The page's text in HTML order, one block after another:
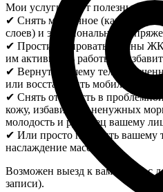
Мои услуги будут полезны, если
✔ Снять мышечное (как
слоев) и эмоциональное
✔ Простимулировать органы
им активность работы, и
✔ Вернуть вашему телу
или восстановить мобильность
✔ Снять отечность в
кожу, избавить от ненужных
молодость и румянец вашему
✔ Или просто подарить вашему
наслаждение массажем
Возможен выезд к вам домой с
записи).